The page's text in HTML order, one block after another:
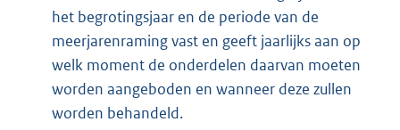
het begrotingsjaar en de periode van de
meerjarenraming vast en geeft jaarlijks aan op
welk moment de onderdelen daarvan moeten
worden aangeboden en wanneer deze zullen
worden behandeld.